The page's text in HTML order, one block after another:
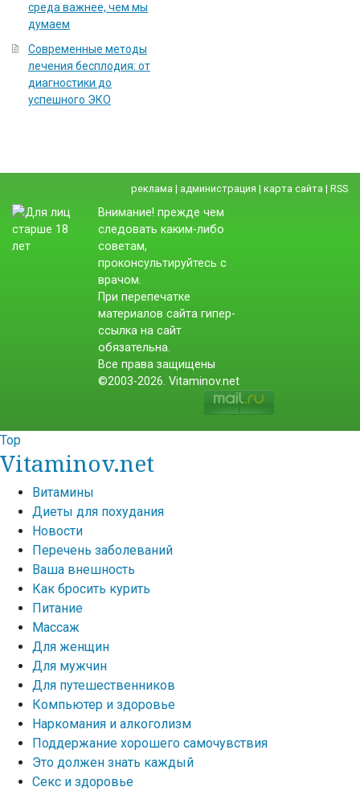
среда важнее, чем мы
думаем
Современные методы
лечения бесплодия: от
диагностики до
успешного ЭКО
реклама | администрация | карта сайта | RSS
Внимание! прежде чем
следовать каким-либо
советам,
проконсультируйтесь с
врачом.
При перепечатке
материалов сайта гипер-
ссылка на сайт
обязательна.
Все права защищены
©2003-2026. Vitaminov.net
Top
Vitaminov.net
Витамины
Диеты для похудания
Новости
Перечень заболеваний
Ваша внешность
Как бросить курить
Питание
Массаж
Для женщин
Для мужчин
Для путешественников
Компьютер и здоровье
Наркомания и алкоголизм
Поддержание хорошего самочувствия
Это должен знать каждый
Секс и здоровье